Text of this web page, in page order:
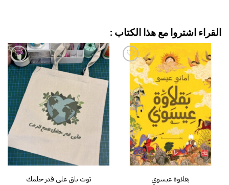
القراء اشتروا مع هذا الكتاب :
إضافة
إلى
قائمة
الرغبات
بقلاوة عيسوي
إضافة
إلى
قائمة
الرغبات
توت باق على قدر حلمك